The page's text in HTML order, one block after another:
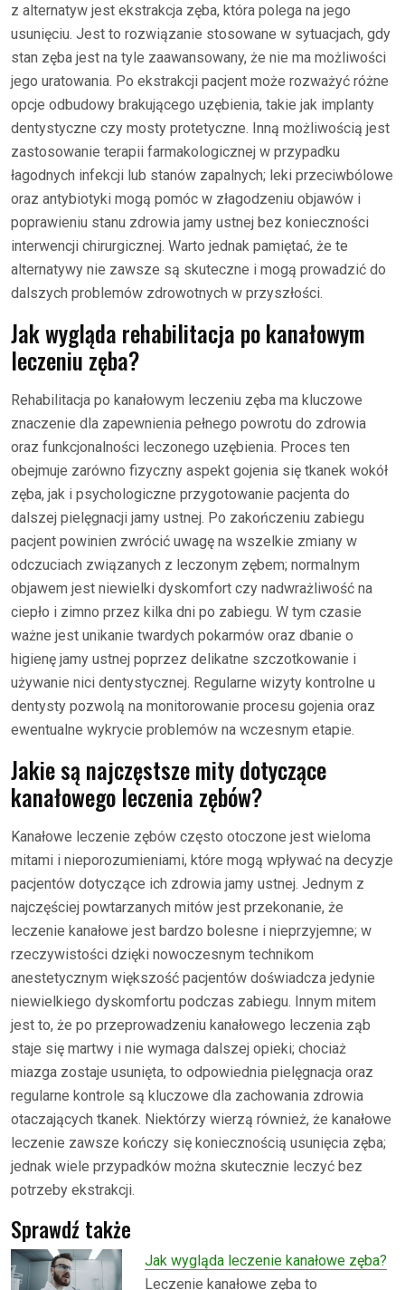
z alternatyw jest ekstrakcja zęba, która polega na jego
usunięciu. Jest to rozwiązanie stosowane w sytuacjach, gdy
stan zęba jest na tyle zaawansowany, że nie ma możliwości
jego uratowania. Po ekstrakcji pacjent może rozważyć różne
opcje odbudowy brakującego uzębienia, takie jak implanty
dentystyczne czy mosty protetyczne. Inną możliwością jest
zastosowanie terapii farmakologicznej w przypadku
łagodnych infekcji lub stanów zapalnych; leki przeciwbólowe
oraz antybiotyki mogą pomóc w złagodzeniu objawów i
poprawieniu stanu zdrowia jamy ustnej bez konieczności
interwencji chirurgicznej. Warto jednak pamiętać, że te
alternatywy nie zawsze są skuteczne i mogą prowadzić do
dalszych problemów zdrowotnych w przyszłości.
Jak wygląda rehabilitacja po kanałowym
leczeniu zęba?
Rehabilitacja po kanałowym leczeniu zęba ma kluczowe
znaczenie dla zapewnienia pełnego powrotu do zdrowia
oraz funkcjonalności leczonego uzębienia. Proces ten
obejmuje zarówno fizyczny aspekt gojenia się tkanek wokół
zęba, jak i psychologiczne przygotowanie pacjenta do
dalszej pielęgnacji jamy ustnej. Po zakończeniu zabiegu
pacjent powinien zwrócić uwagę na wszelkie zmiany w
odczuciach związanych z leczonym zębem; normalnym
objawem jest niewielki dyskomfort czy nadwrażliwość na
ciepło i zimno przez kilka dni po zabiegu. W tym czasie
ważne jest unikanie twardych pokarmów oraz dbanie o
higienę jamy ustnej poprzez delikatne szczotkowanie i
używanie nici dentystycznej. Regularne wizyty kontrolne u
dentysty pozwolą na monitorowanie procesu gojenia oraz
ewentualne wykrycie problemów na wczesnym etapie.
Jakie są najczęstsze mity dotyczące
kanałowego leczenia zębów?
Kanałowe leczenie zębów często otoczone jest wieloma
mitami i nieporozumieniami, które mogą wpływać na decyzje
pacjentów dotyczące ich zdrowia jamy ustnej. Jednym z
najczęściej powtarzanych mitów jest przekonanie, że
leczenie kanałowe jest bardzo bolesne i nieprzyjemne; w
rzeczywistości dzięki nowoczesnym technikom
anestetycznym większość pacjentów doświadcza jedynie
niewielkiego dyskomfortu podczas zabiegu. Innym mitem
jest to, że po przeprowadzeniu kanałowego leczenia ząb
staje się martwy i nie wymaga dalszej opieki; chociaż
miazga zostaje usunięta, to odpowiednia pielęgnacja oraz
regularne kontrole są kluczowe dla zachowania zdrowia
otaczających tkanek. Niektórzy wierzą również, że kanałowe
leczenie zawsze kończy się koniecznością usunięcia zęba;
jednak wiele przypadków można skutecznie leczyć bez
potrzeby ekstrakcji.
Sprawdź także
Jak wygląda leczenie kanałowe zęba?
Leczenie kanałowe zęba to